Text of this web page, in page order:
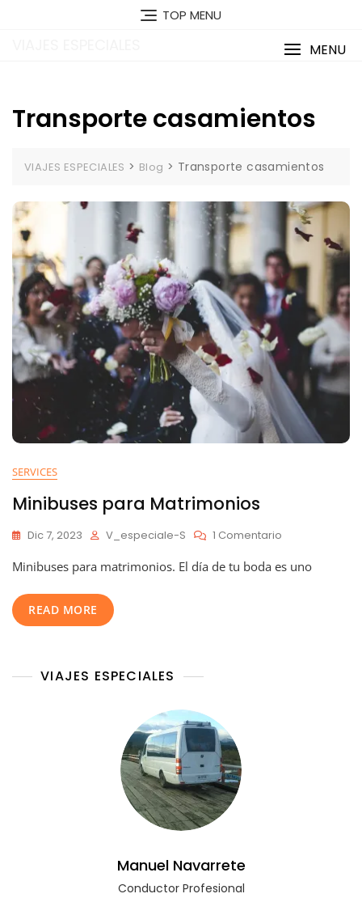
TOP MENU
MENU
Transporte casamientos
VIAJES ESPECIALES > Blog > Transporte casamientos
SERVICES
Minibuses para Matrimonios
Dic 7, 2023 V_especiale-S 1 Comentario
Para
Minibuses para matrimonios. El día de tu boda es uno
READ MORE
VIAJES ESPECIALES
Manuel Navarrete
Conductor Profesional